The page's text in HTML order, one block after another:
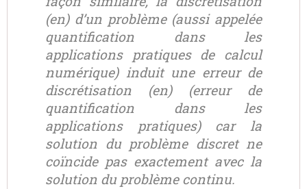
(en) d’un problème (aussi appelée
quantification dans les
applications pratiques de calcul
numérique) induit une erreur de
discrétisation (en) (erreur de
quantification dans les
applications pratiques) car la
solution du problème discret ne
coïncide pas exactement avec la
solution du problème continu.